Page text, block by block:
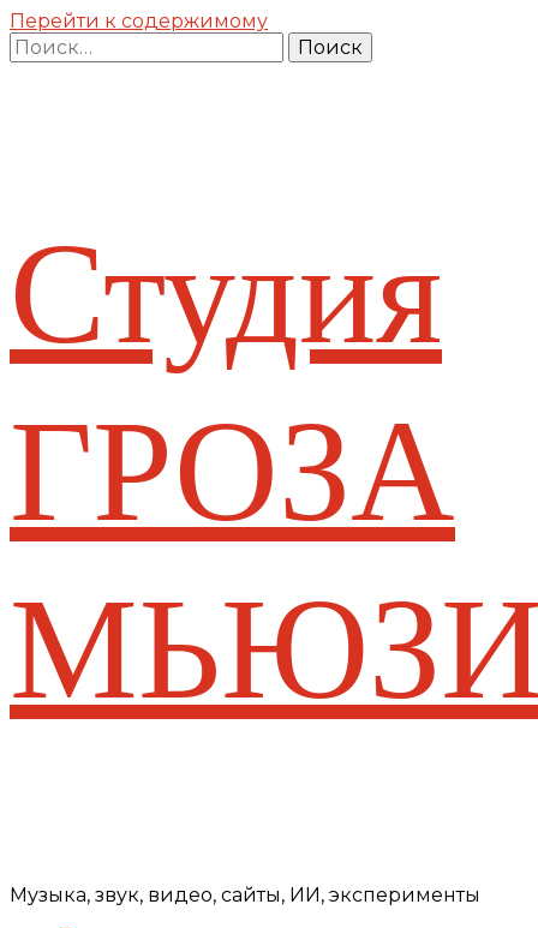
Перейти к содержимому
Найти:
Студия
ГРОЗА
Музыка, звук, видео, сайты, ИИ, эксперименты